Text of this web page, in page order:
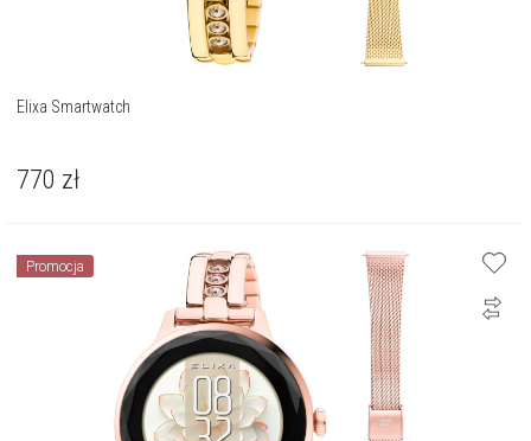
Elixa Smartwatch
770 zł
Promocja